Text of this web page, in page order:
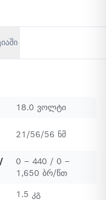
18.0 ვოლტი
21/56/56 ნმ
0 – 440 / 0 –
1,650 ბრ/წთ
1.5 კგ